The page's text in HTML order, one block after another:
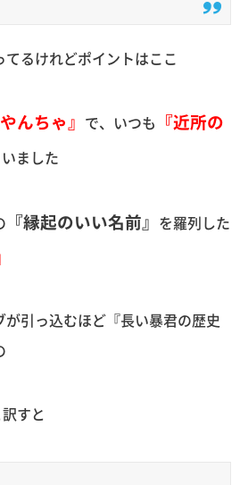
るけれどポイントはここ
んちゃ』 で、いつも 『近所の
いました
『縁起のいい名前』 を羅列した
引っ込むほど『長い暴君の歴史
すと